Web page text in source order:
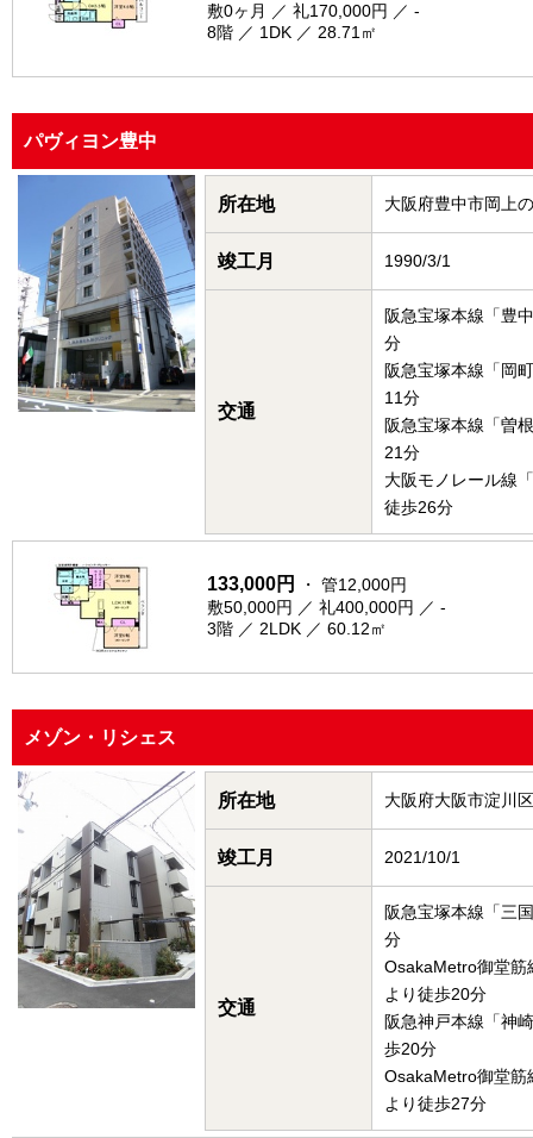
敷0ヶ月 ／ 礼170,000円 ／ -
8階 ／ 1DK ／ 28.71㎡
パヴィヨン豊中
所在地 大阪府豊中市岡上
竣工月 1990/3/1
交通
阪急宝塚本線「豊
分
阪急宝塚本線「岡
11分
阪急宝塚本線「曽
21分
大阪モノレール線
徒歩26分
133,000円
・ 管12,000円
敷50,000円 ／ 礼400,000円 ／ -
3階 ／ 2LDK ／ 60.12㎡
メゾン・リシェス
所在地 大阪府大阪市淀川
竣工月 2021/10/1
交通
阪急宝塚本線「三
分
OsakaMetro御堂筋
より徒歩20分
阪急神戸本線「神
歩20分
OsakaMetro御堂筋
より徒歩27分